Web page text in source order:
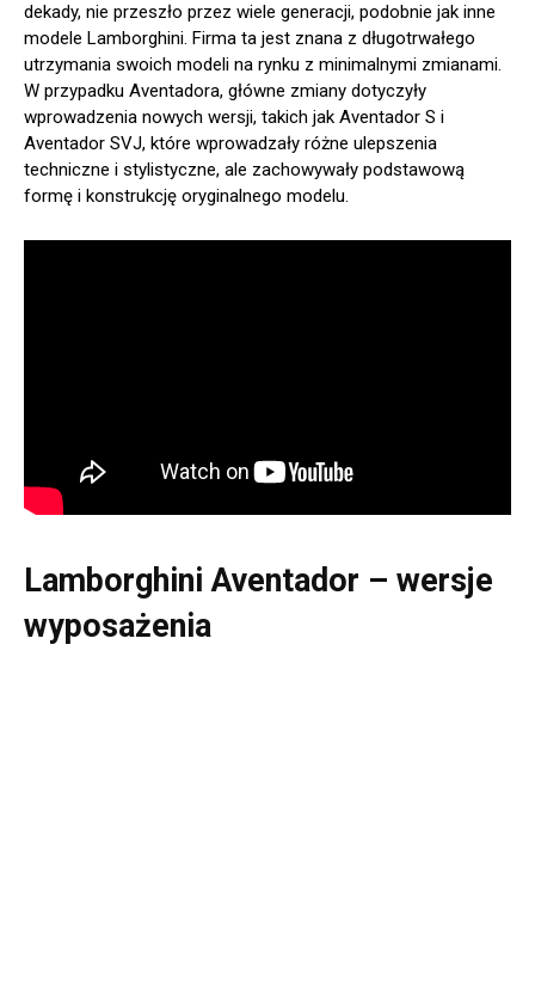
dekady, nie przeszło przez wiele generacji, podobnie jak inne
modele Lamborghini. Firma ta jest znana z długotrwałego
utrzymania swoich modeli na rynku z minimalnymi zmianami.
W przypadku Aventadora, główne zmiany dotyczyły
wprowadzenia nowych wersji, takich jak Aventador S i
Aventador SVJ, które wprowadzały różne ulepszenia
techniczne i stylistyczne, ale zachowywały podstawową
formę i konstrukcję oryginalnego modelu.
Lamborghini Aventador – wersje
wyposażenia